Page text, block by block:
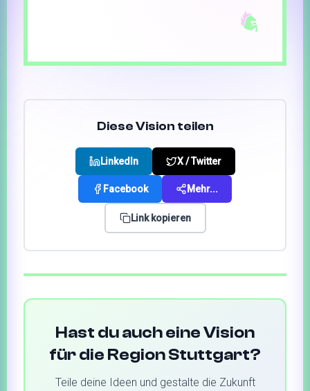
Diese Vision teilen
LinkedIn X / Twitter
Facebook Mehr...
Link kopieren
Hast du auch eine Vision
für die Region Stuttgart?
Teile deine Ideen und gestalte die Zukunft